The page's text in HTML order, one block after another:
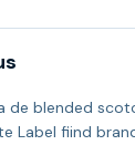
de blended
Label fiind